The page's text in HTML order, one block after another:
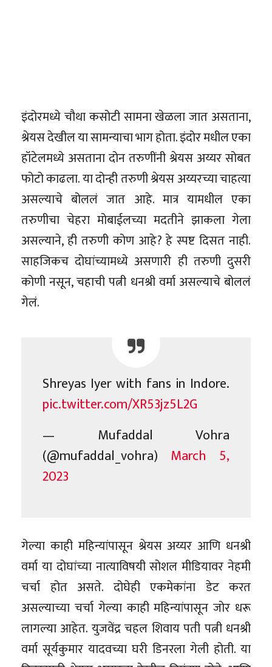
इंदोरमध्ये चौथा कसोटी सामना खेळला जात असताना,
श्रेयस देखील या सामन्याचा भाग होता. इंदोर मधील एका
हॉटेलमध्ये असताना दोन तरुणींनी श्रेयस अय्यर सोबत
फोटो काढला. या दोन्ही तरुणी श्रेयस अय्यरच्या चाहत्या
असल्याचे बोललं जात आहे. मात्र यामधील एका
तरुणीचा चेहरा मोबाईलच्या मदतीने झाकला गेला
असल्याने, ही तरुणी कोण आहे? हे स्पष्ट दिसत नाही.
साहजिकच दोघांच्यामध्ये असणारी ही तरुणी दुसरी
कोणी नसून, चहाची पत्नी धनश्री वर्मा असल्याचे बोललं
गेलं.
Shreyas Iyer with fans in Indore.
pic.twitter.com/XR53jz5L2G
— Mufaddal Vohra
(@mufaddal_vohra) March 5,
2023
गेल्या काही महिन्यांपासून श्रेयस अय्यर आणि धनश्री
वर्मा या दोघांच्या नात्याविषयी सोशल मीडियावर नेहमी
चर्चा होत असते. दोघेही एकमेकांना डेट करत
असल्याच्या चर्चा गेल्या काही महिन्यांपासून जोर धरू
लागल्या आहेत. युजवेंद्र चहल शिवाय पती पत्नी धनश्री
वर्मा सूर्यकुमार यादवच्या घरी डिनरला गेली होती. या